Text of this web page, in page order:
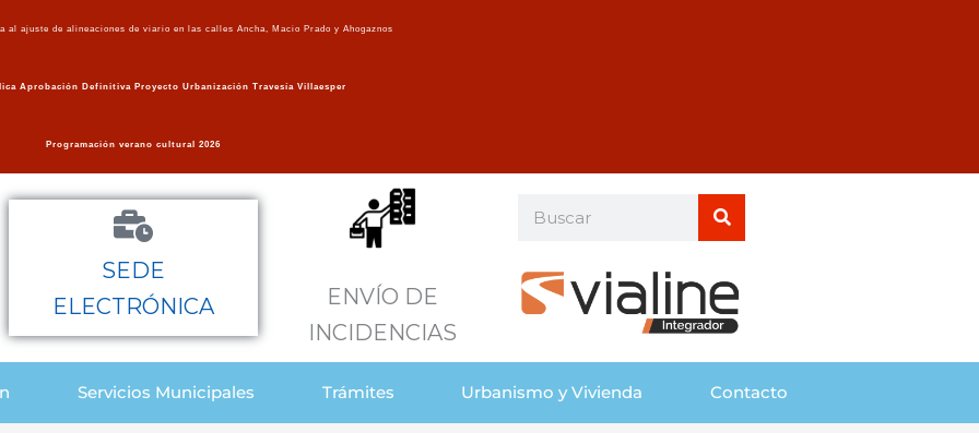
al ajuste de alineaciones de viario en las calles Ancha, Macio Prado y Ahogaznos
Aprobación Definitiva Proyecto Urbanización Travesía Villaesper
Programación verano cultural 2026
SEDE
ELECTRÓNICA
ENVÍO DE
INCIDENCIAS
Buscar Buscar
Servicios Municipales Trámites Urbanismo y Vivienda Contacto